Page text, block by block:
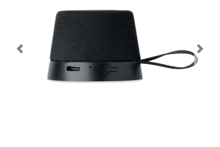
Navidad 🎄 Invierno